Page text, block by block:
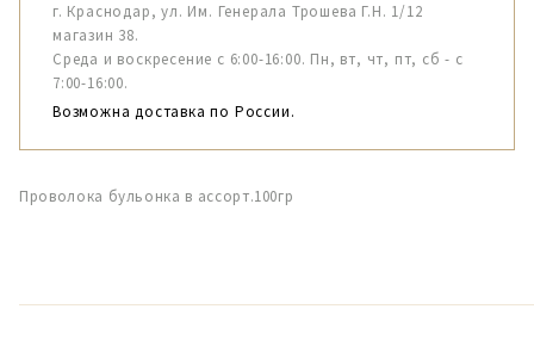
г. Краснодар, ул. Им. Генерала Трошева Г.Н. 1/12
магазин 38.
Среда и воскресение с 6:00-16:00. Пн, вт, чт, пт, сб - с
7:00-16:00.
Возможна доставка по России.
Проволока бульонка в ассорт.100гр